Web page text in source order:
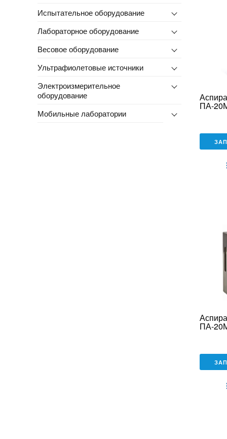
Испытательное оборудование
Лабораторное оборудование
Весовое оборудование
Ультрафиолетовые источники
Электроизмерительное
оборудование
Мобильные лаборатории
ПА-
ПА-